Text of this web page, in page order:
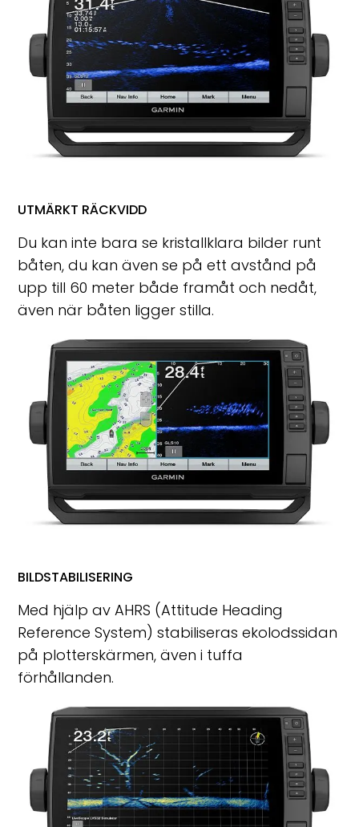
UTMÄRKT RÄCKVIDD
Du kan inte bara se kristallklara bilder runt
båten, du kan även se på ett avstånd på
upp till 60 meter både framåt och nedåt,
även när båten ligger stilla.
BILDSTABILISERING
Med hjälp av AHRS (Attitude Heading
Reference System) stabiliseras ekolodssidan
på plotterskärmen, även i tuffa
förhållanden.